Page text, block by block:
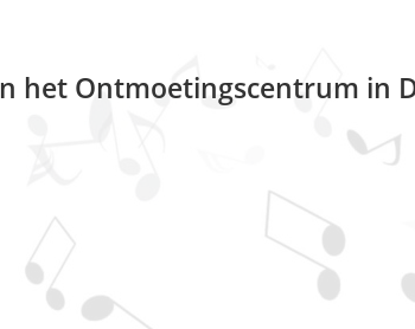
het Ontmoetingscentrum in